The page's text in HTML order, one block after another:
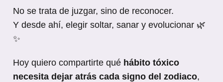
No se trata de juzgar, sino de reconocer.
Y desde ahí, elegir soltar, sanar y evolucionar 🌿
✨
Hoy quiero compartirte qué hábito tóxico
necesita dejar atrás cada signo del zodiaco,